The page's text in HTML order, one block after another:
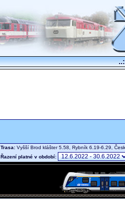
Trasa: Vyšší Brod klášter 5.58, Rybník 6.19-6.29,
Řazení platné v období: